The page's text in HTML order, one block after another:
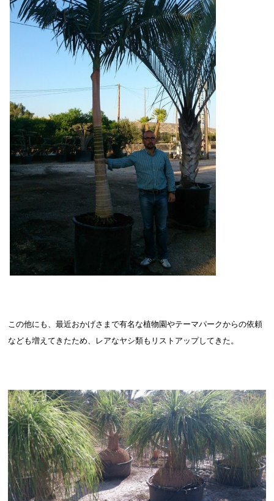
この他にも、最近おかげさまで有名な植物園やテーマパークからの依頼
なども増えてきたため、レアなヤシ類もリストアップしてきた。